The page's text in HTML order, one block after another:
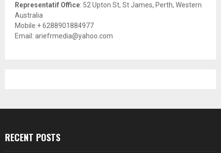
Representatif Office: 52 Upton St, St James, Perth, Western
Australia
Mobile:+ 6288901884977
Email: ariefrmedia@yahoo.com
RECENT POSTS